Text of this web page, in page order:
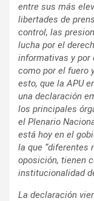
entre sus más
libertades de
control, las
lucha por el
informativas y por
como por el fuero
esto, que la APU
una declaración
los principales ó
el Plenario
está hoy en el
la que “diferentes
oposición, tienen
institucionalidad
La declaración